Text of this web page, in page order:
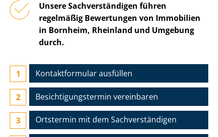
Unsere Sach­ver­stän­di­gen führen
regelmäßig Bewertungen von Immobilien
in Bornheim, Rheinland und Umgebung
durch.
Kontaktformular ausfüllen
Besichtigungs­termin vereinbaren
Ortstermin mit dem Sach­ver­stän­di­gen